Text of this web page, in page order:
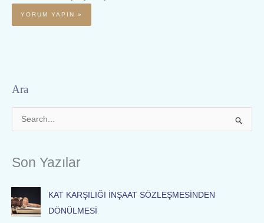
Ara
c
h
f
Son Yazılar
KAT KARŞILIĞI İNŞAAT SÖZLEŞMESİNDEN
DÖNÜLMESİ